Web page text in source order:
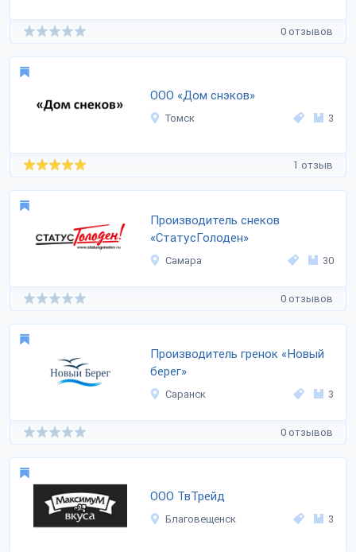
0 отзывов
ООО «Дом снэков»
Томск 3
1 отзыв
Производитель снеков
«СтатусГолоден»
Самара 30
0 отзывов
Производитель гренок «Новый
берег»
Саранск 3
0 отзывов
ООО ТвТрейд
Благовещенск 3